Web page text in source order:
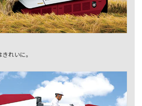
れいに。